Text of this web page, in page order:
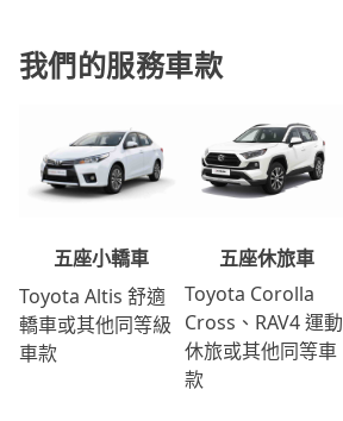
我們的服務車款
五座小轎車
Toyota Altis 舒適
轎車或其他同等級
車款
五座休旅車
Toyota Corolla
Cross、RAV4 運動
休旅或其他同等車
款